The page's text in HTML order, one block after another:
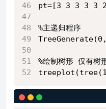
pt=[3 3 3 3 3
%主递归程序
%绘制树形 仅有树